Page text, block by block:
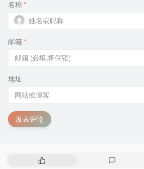
名称 *
邮箱 *
地址
发表评论
热